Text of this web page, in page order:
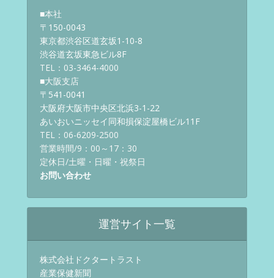
■本社
〒150-0043
東京都渋谷区道玄坂1-10-8
渋谷道玄坂東急ビル8F
TEL：03-3464-4000
■大阪支店
〒541-0041
大阪府大阪市中央区北浜3-1-22
あいおいニッセイ同和損保淀屋橋ビル11F
TEL：06-6209-2500
営業時間/9：00～17：30
定休日/土曜・日曜・祝祭日
お問い合わせ
運営サイト一覧
株式会社ドクタートラスト
産業保健新聞